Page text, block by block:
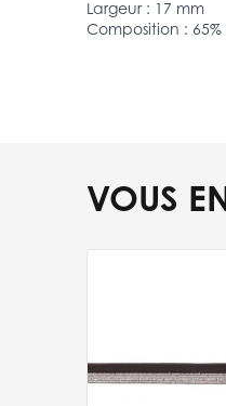
Largeur : 17 mm
Composition : 65%
VOUS
Press to skip